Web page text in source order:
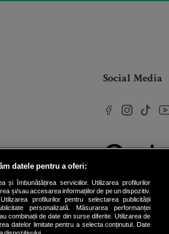
Social Media
Toate drepturile rezervate
datele pentru a oferi:
și îmbunătățirea serviciilor. Utilizarea profilurilor
și/sau accesarea informațiilor de pe un dispozitiv.
profilurilor pentru selectarea publicității
personalizată. Măsurarea performanței
combinații de date din surse diferite. Utilizarea de
datelor limitate pentru a selecta conținutul. Date